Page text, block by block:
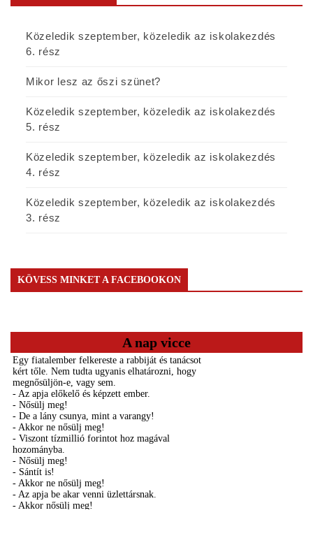
Közeledik szeptember, közeledik az iskolakezdés
6. rész
Mikor lesz az őszi szünet?
Közeledik szeptember, közeledik az iskolakezdés
5. rész
Közeledik szeptember, közeledik az iskolakezdés
4. rész
Közeledik szeptember, közeledik az iskolakezdés
3. rész
KÖVESS MINKET A FACEBOOKON
A nap vicce